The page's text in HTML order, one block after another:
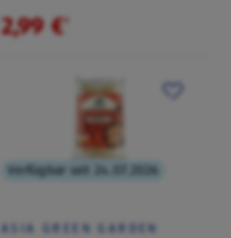
2,99 €¹
Verfügbar seit 24.07.2026
ASIA GREEN GARDEN